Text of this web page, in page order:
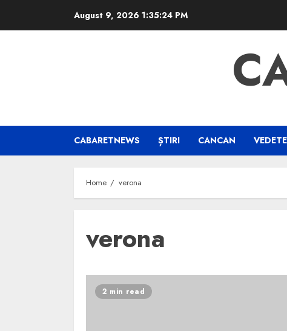
August 9, 2026 1:35:24 PM
CABARETNEWS ȘTIRI CANCAN VEDETE
Home verona
verona
2 min read